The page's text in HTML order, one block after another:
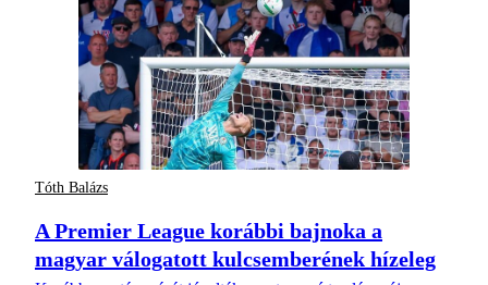
Tóth Balázs
A Premier League korábbi bajnoka a
magyar válogatott kulcsemberének hízeleg